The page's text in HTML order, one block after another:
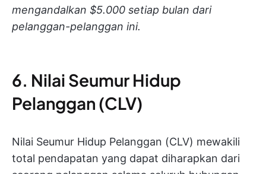
mengandalkan $5.000 setiap bulan dari
pelanggan-pelanggan ini.
6. Nilai Seumur Hidup
Pelanggan (CLV)
Nilai Seumur Hidup Pelanggan (CLV) mewakili
total pendapatan yang dapat diharapkan dari